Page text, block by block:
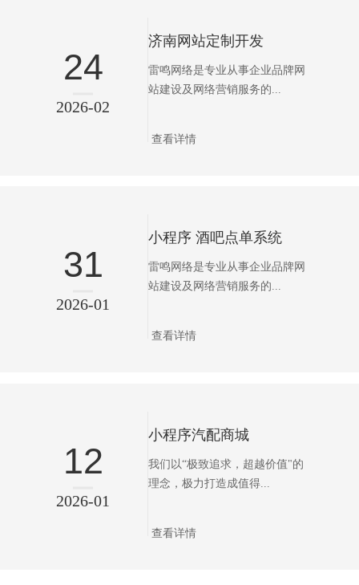
24
2026-02
济南网站定制开发
雷鸣网络是专业从事企业品牌网
站建设及网络营销服务的...
查看详情
31
2026-01
小程序 酒吧点单系统
雷鸣网络是专业从事企业品牌网
站建设及网络营销服务的...
查看详情
12
2026-01
小程序汽配商城
我们以“极致追求，超越价值"的
理念，极力打造成值得...
查看详情